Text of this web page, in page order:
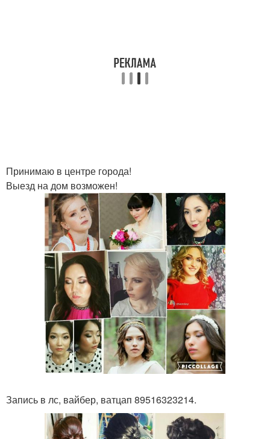
Принимаю в центре города!
Выезд на дом возможен!
Запись в лс, вайбер, ватцап 89516323214.